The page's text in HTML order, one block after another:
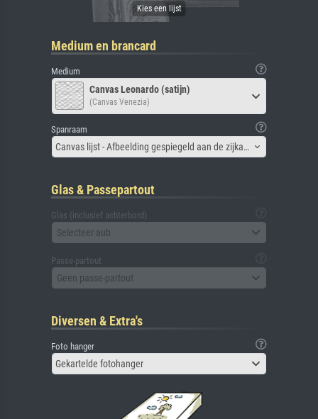
Medium en brancard
Medium
Canvas Leonardo (satijn)
(Canvas Venezia)
Spanraam
Canvas lijst - Afbeelding gespiegeld aan de zijkant
Glas & Passepartout
Glas (inclusief achterbord)
Selecteer aub
Passe-partout
Geen passe-partout
Diversen & Extra's
Foto hanger
Gekartelde fotohanger